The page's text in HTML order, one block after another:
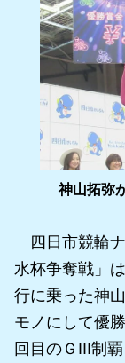
神山拓弥
四日市競輪
水杯争奪戦」
行に乗った神
モノにして優
回目のＧIII制覇